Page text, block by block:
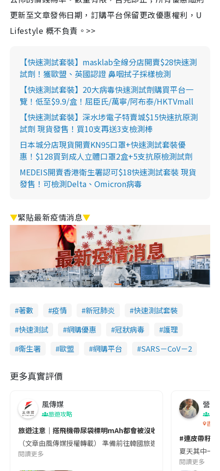
更新至文章發佈日期，訂購平台保留更改優惠權利，U
Lifestyle 概不負責。>>
【快速測試套裝】masklab全線分店開賣$28快速測
試劑！獲歐盟、英國認證 鼻咽拭子採樣檢測
【快速測試套裝】20大病毒快速測試劑購買平台一
覽！低至$9.9/盒！屈臣氏/萬寧/阿布泰/HKTVmall
【快速測試套裝】深水埗電子特賣城$15快速抗原測
試劑 現貨發售！買10支再送3支檢測棒
日本城分店現貨開賣KN95口罩+快速測試套裝優
惠！$128買到成人立體口罩2盒+5支抗原檢測試劑
MEDEIS開賣香港衛生署認可$18快速測試套裝 現貨
發售！可檢測Delta、Omicron病毒
▼緊貼最新疫情消息▼
著數 疫情 新冠肺炎
快速測試套裝
快速測試
網購優惠 冠狀病毒
護理
衞生署
歐盟 網購平台 SARS－CoV－2
更多真實評價
風傳媒
旅遊攻略
旅遊注意｜搭飛機帶尿袋標明mAh都會被沒收😱出發前切記檢查
（文章由風傳媒授權轉載） 準備前往韓國旅遊的民眾，近期要
閱讀更多
營養
香港
#連皮帶籽
夏天其中一
閱讀更多